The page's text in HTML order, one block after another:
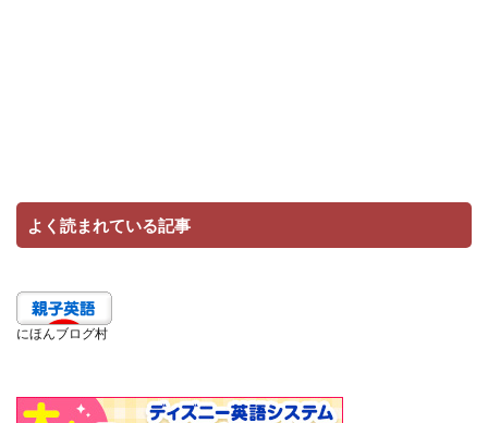
よく読まれている記事
にほんブログ村